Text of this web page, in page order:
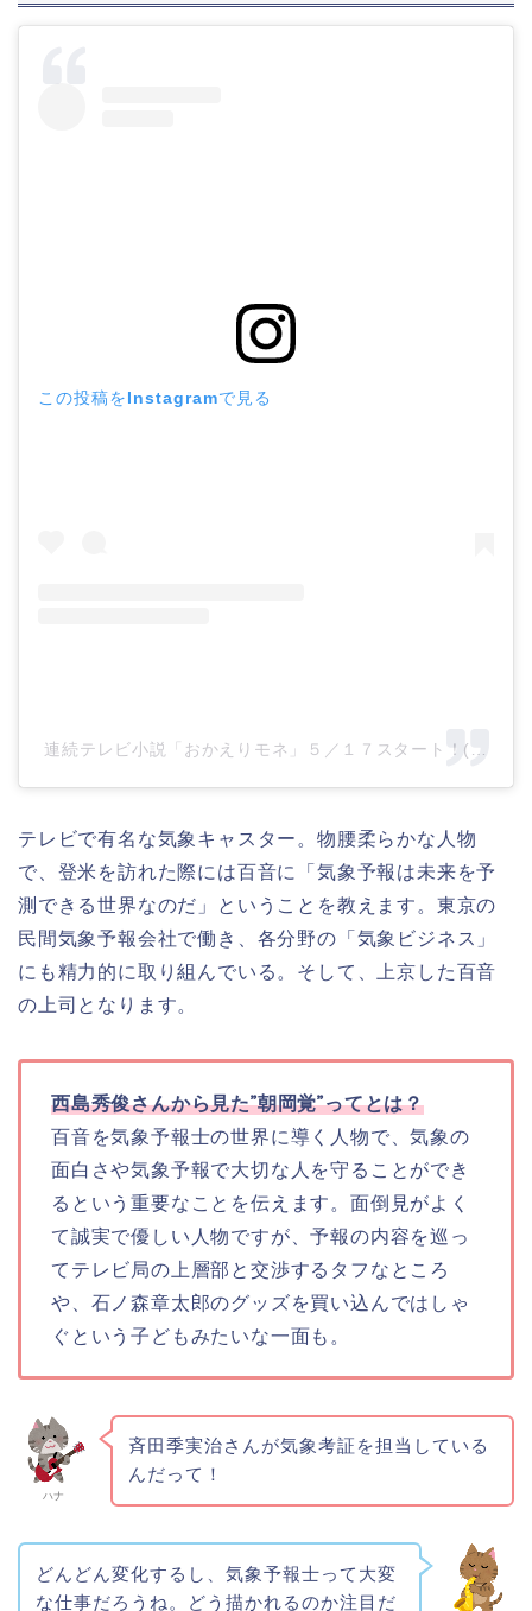
この投稿をInstagramで見る
連続テレビ小説「おかえりモネ」５／１７スタート！
テレビで有名な気象キャスター。物腰柔らかな人物
で、登米を訪れた際には百音に「気象予報は未来を予
測できる世界なのだ」ということを教えます。東京の
民間気象予報会社で働き、各分野の「気象ビジネス」
にも精力的に取り組んでいる。そして、上京した百音
の上司となります。
西島秀俊さんから見た”朝岡覚”ってとは？
百音を気象予報士の世界に導く人物で、気象の
面白さや気象予報で大切な人を守ることができ
るという重要なことを伝えます。面倒見がよく
て誠実で優しい人物ですが、予報の内容を巡っ
てテレビ局の上層部と交渉するタフなところ
や、石ノ森章太郎のグッズを買い込んではしゃ
ぐという子どもみたいな一面も。
ハナ
斉田季実治さんが気象考証を担当している
んだって！
どんどん変化するし、気象予報士って大変
な仕事だろうね。どう描かれるのか注目だ